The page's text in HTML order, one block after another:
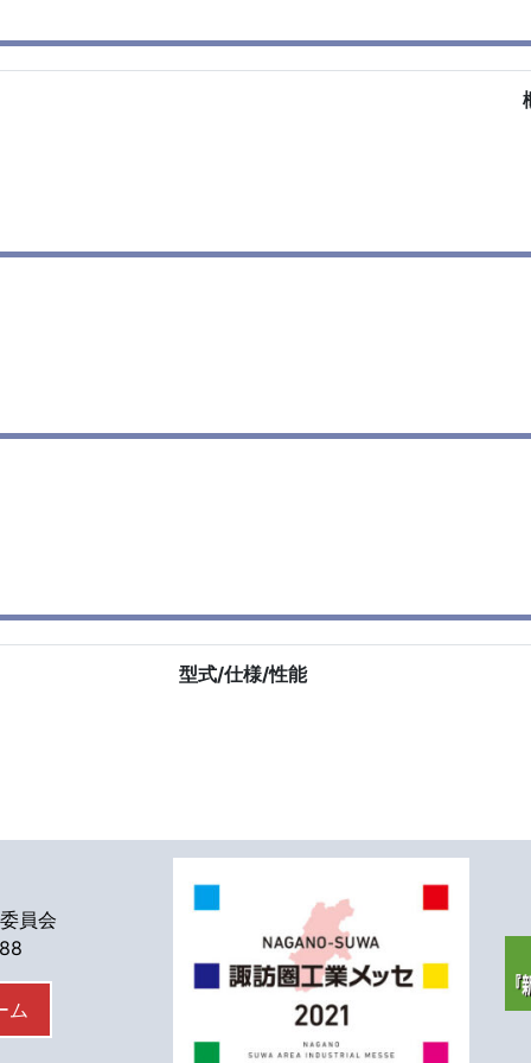
型式/仕様/性能
員会
ム